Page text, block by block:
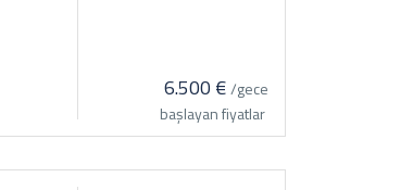
6.500 €/gece
başlayan fiyatlar